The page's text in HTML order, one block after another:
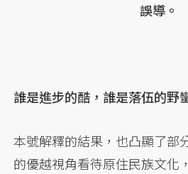
誤導。
誰是進步的酷，誰是落伍的野
本號解釋的結果，也凸顯了部
的優越視角看待原住民族文化